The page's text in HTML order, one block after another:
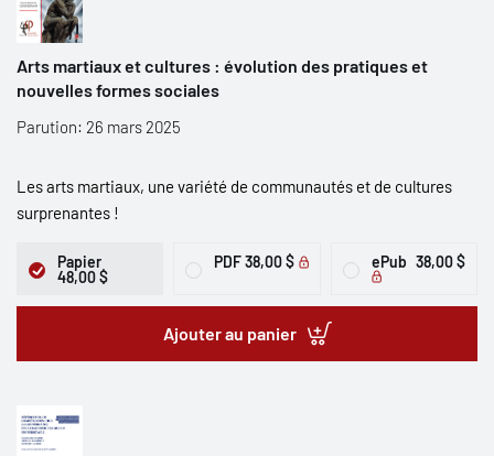
Arts martiaux et cultures : évolution des pratiques et
nouvelles formes sociales
Parution: 26 mars 2025
Les arts martiaux, une variété de communautés et de cultures
surprenantes !
Papier
48,00 $
PDF 38,00 $ ePub 38,00 $
Ajouter au panier